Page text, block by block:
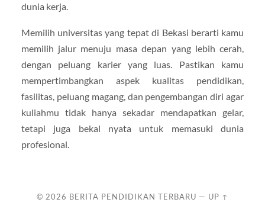
dunia kerja.
Memilih universitas yang tepat di Bekasi berarti kamu
memilih jalur menuju masa depan yang lebih cerah,
dengan peluang karier yang luas. Pastikan kamu
mempertimbangkan aspek kualitas pendidikan,
fasilitas, peluang magang, dan pengembangan diri agar
kuliahmu tidak hanya sekadar mendapatkan gelar,
tetapi juga bekal nyata untuk memasuki dunia
profesional.
© 2026 BERITA PENDIDIKAN TERBARU — UP ↑